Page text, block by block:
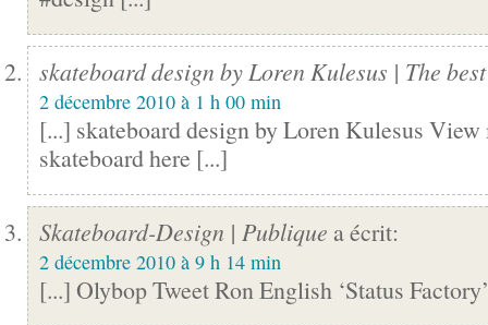
skateboard design by Loren Kulesus | The
2 décembre 2010 à 1 h 00 min
[...] skateboard design by Loren Kulesus View
skateboard here [...]
Skateboard-Design | Publique a écrit:
2 décembre 2010 à 9 h 14 min
[...] Olybop Tweet Ron English ‘Status